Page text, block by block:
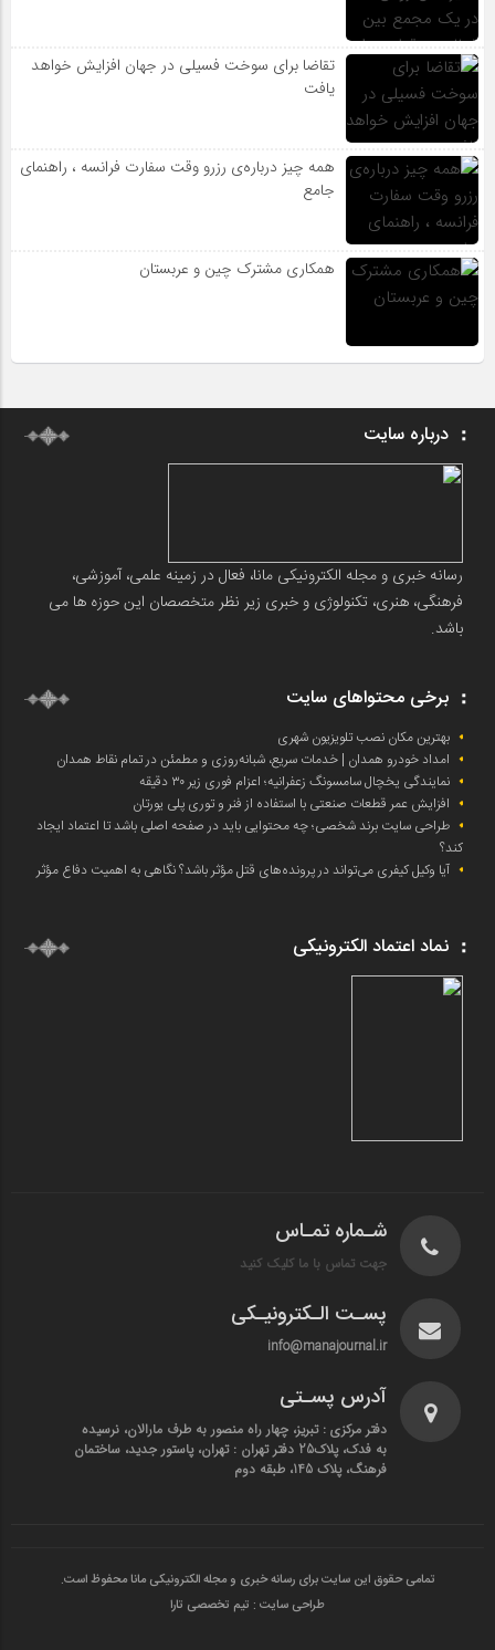
تقاضا برای سوخت فسیلی در جهان افزایش خواهد
یافت
همه چیز درباره‌ی رزرو وقت سفارت فرانسه ، راهنمای
جامع
همکاری مشترک چین و عربستان
درباره سایت
رسانه خبری و مجله الکترونیکی مانا، فعال در زمینه علمی، آموزشی،
فرهنگی، هنری، تکنولوژی و خبری زیر نظر متخصصان این حوزه ها می
باشد.
برخی محتواهای سایت
بهترین مکان نصب تلویزیون شهری
امداد خودرو همدان | خدمات سریع، شبانه‌روزی و مطمئن در تمام نقاط همدان
نمایندگی یخچال سامسونگ زعفرانیه؛ اعزام فوری زیر ۳۰ دقیقه
افزایش عمر قطعات صنعتی با استفاده از فنر و توری پلی یورتان
طراحی سایت برند شخصی؛ چه محتوایی باید در صفحه اصلی باشد تا اعتماد ایجاد
کند؟
آیا وکیل کیفری می‌تواند در پرونده‌های قتل مؤثر باشد؟ نگاهی به اهمیت دفاع مؤثر
نماد اعتماد الکترونیکی
شـماره تمـاس
جهت تماس با ما کلیک کنید
پسـت الـکترونیـکی
info@manajournal.ir
آدرس پسـتی
دفتر مرکزی : تبریز، چهار راه منصور به طرف مارالان، نرسیده
به فدک، پلاک25 دفتر تهران : تهران، پاستور جدید، ساختمان
فرهنگ، پلاک 145، طبقه دوم
تمامی حقوق این سایت برای رسانه خبری و مجله الکترونیکی مانا محفوظ است.
طراحی سایت : تیم تخصصی تارا